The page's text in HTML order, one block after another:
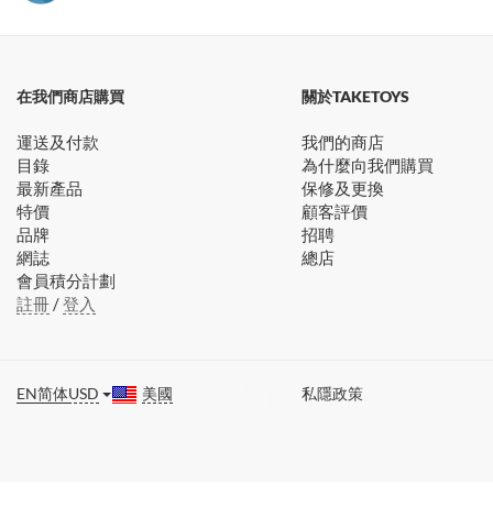
在我們商店購買
運送及付款
目錄
最新產品
特價
品牌
網誌
會員積分計劃
註冊/登入
關於TAKETOYS
我們的商店
為什麼向我們購買
保修及更換
顧客評價
招聘
總店
EN简体USD 美國 私隱政策